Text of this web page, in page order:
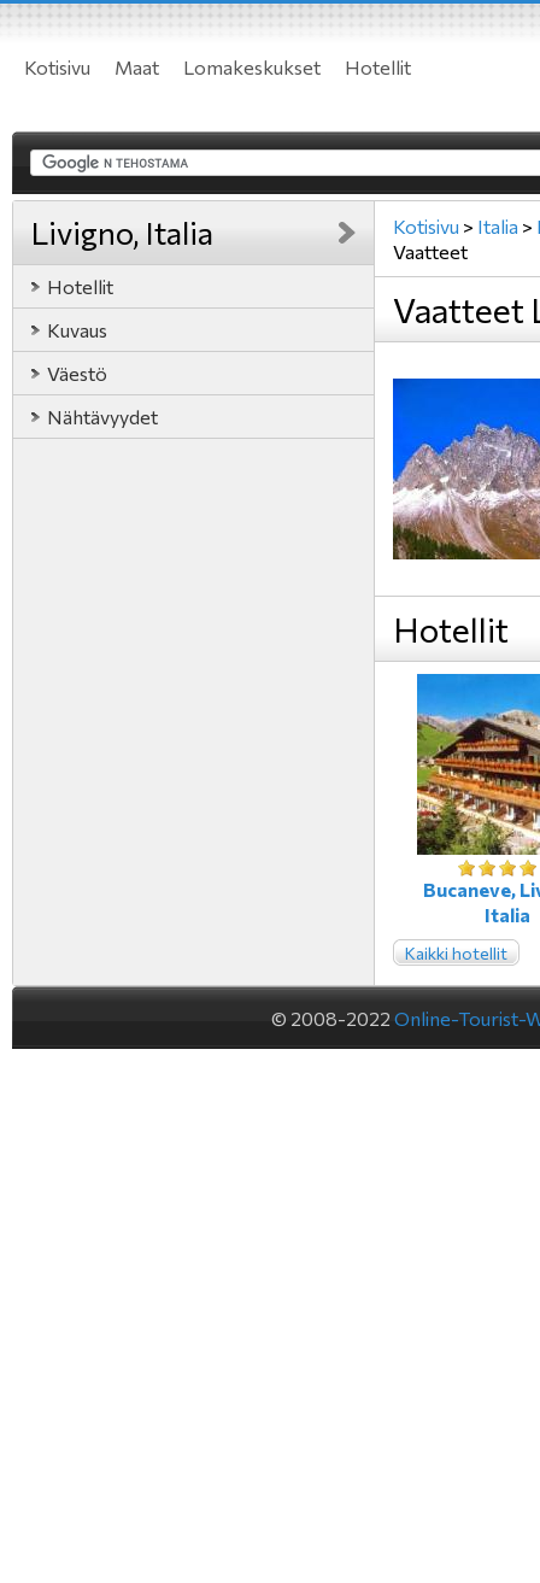
Kotisivu Maat Lomakeskukset Hotellit
Livigno, Italia
Hotellit
Kuvaus
Väestö
Nähtävyydet
Kotisivu > Italia >
Vaatteet
Vaatteet
Hotellit
Bucaneve,
Italia
Kaikki hotellit
© 2008-2022 Online-Tourist-